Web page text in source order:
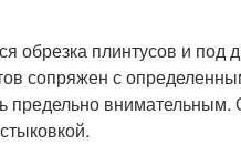
обрезка плинтусов и
сопряжен с
предельно внимательным.